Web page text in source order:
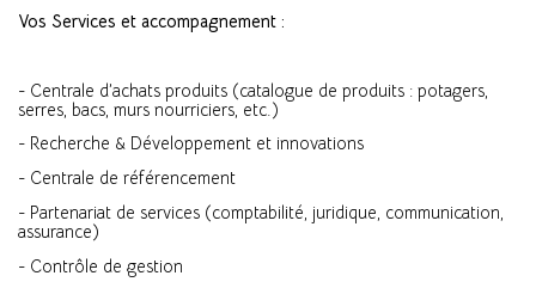
Vos Services et accompagnement :
- Centrale d’achats produits (catalogue de produits : potagers,
serres, bacs, murs nourriciers, etc.)
- Recherche & Développement et innovations
- Centrale de référencement
- Partenariat de services (comptabilité, juridique, communication,
assurance)
- Contrôle de gestion